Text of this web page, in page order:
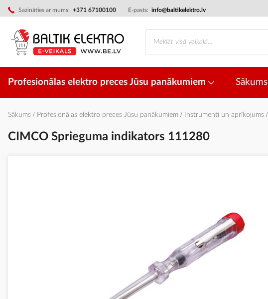
Sazināties ar mums: +371 67100100 E-pasts: info@baltikelektro.lv
Skip
to
Content
Profesionālas elektro preces Jūsu panākumiem Sākums
Sākums Profesionālas elektro preces Jūsu panākumiem Instrumenti un aprīkojums
CIMCO Sprieguma indikators 111280